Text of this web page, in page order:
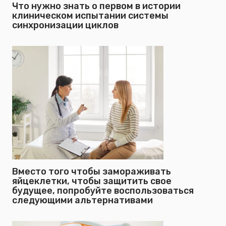
Что нужно знать о первом в истории
клиническом испытании системы
синхронизации циклов
Вместо того чтобы замораживать
яйцеклетки, чтобы защитить свое
будущее, попробуйте воспользоваться
следующими альтернативами